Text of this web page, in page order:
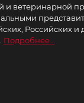
и ветеринарной
Российских и
Подробнее...